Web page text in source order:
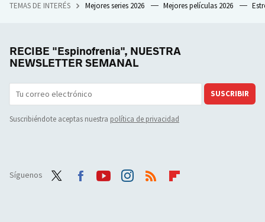
TEMAS DE INTERÉS Mejores series 2026 Mejores películas 2026
RECIBE "Espinofrenia", NUESTRA
NEWSLETTER SEMANAL
SUSCRIBIR
Suscribiéndote aceptas nuestra política de privacidad
Síguenos